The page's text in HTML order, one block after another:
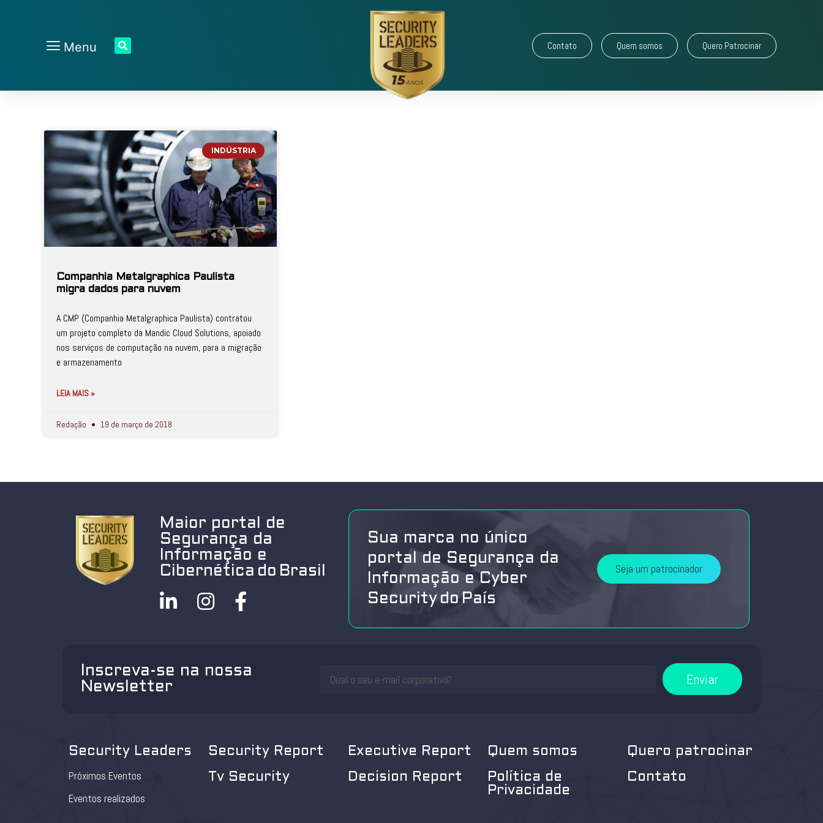
Menu Contato Quem somos Quero Patrocinar
INDÚSTRIA
Companhia Metalgraphica Paulista
migra dados para nuvem
A CMP (Companhia Metalgraphica Paulista) contratou
um projeto completo da Mandic Cloud Solutions, apoiado
nos serviços de computação na nuvem, para a migração
e armazenamento
LEIA MAIS »
Redação 19 de março de 2018
Maior portal de
Segurança da
Informação e
Cibernética do Brasil
Sua marca no único
portal de Segurança da
Informação e Cyber
Security do País
Seja um patrocinador
Inscreva-se na nossa
Newsletter
Enviar
Security Leaders
Próximos Eventos
Eventos realizados
Security Report
Tv Security
Executive Report
Decision Report
Quem somos
Política de
Privacidade
Quero patrocinar
Contato